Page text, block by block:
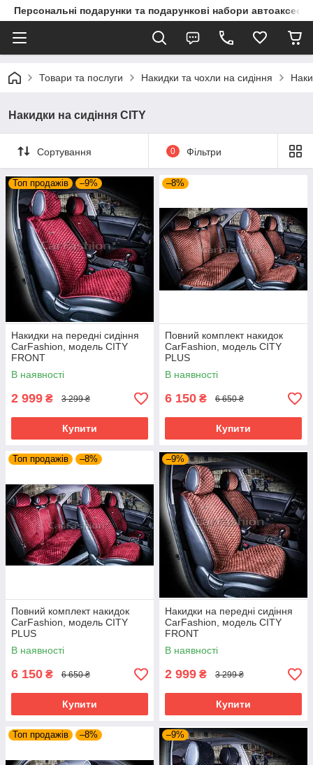
Персональні подарунки та подарункові набори
Товари та послуги Накидки та чохли на сидіння
Накидки на сидіння CITY
Сортування 0 Фільтри
Топ продажів –9%
Накидки на передні сидіння
CarFashion, модель CITY
FRONT
В наявності
2 999 ₴ 3 299 ₴
Купити
–8%
Повний комплект накидок
CarFashion, модель CITY
PLUS
В наявності
6 150 ₴ 6 650 ₴
Купити
Топ продажів –8%
Повний комплект накидок
CarFashion, модель CITY
PLUS
В наявності
6 150 ₴ 6 650 ₴
Купити
–9%
Накидки на передні сидіння
CarFashion, модель CITY
FRONT
В наявності
2 999 ₴ 3 299 ₴
Купити
Топ продажів –8% –9%